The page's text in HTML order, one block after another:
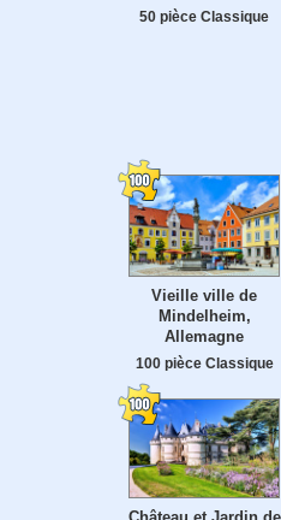
50 pièce Classique
Vieille ville de
Mindelheim,
Allemagne
100 pièce Classique